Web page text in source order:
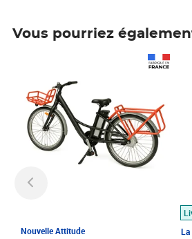
Vous pourriez
Nouvelle Attitude
La